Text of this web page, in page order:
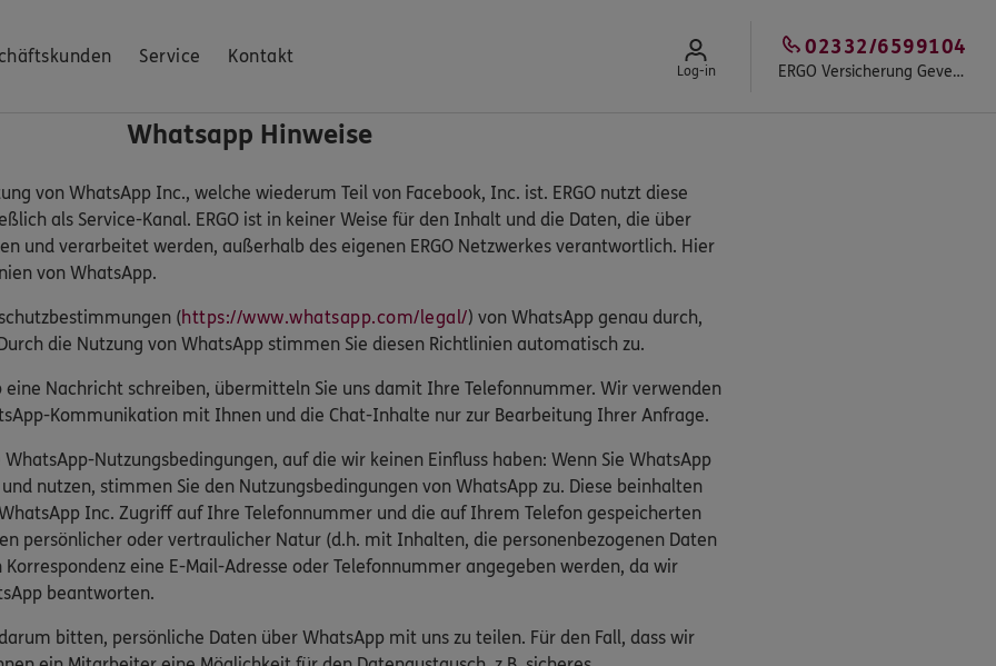
Service Kontakt
Log-in ERGO Versicherung Gevelsberg - A. Axmann und Kollegen
02332/6599104
Whatsapp Hinweise
von WhatsApp Inc., welche wiederum Teil von Facebook, Inc. ist. ERGO nutzt diese
als Service-Kanal. ERGO ist in keiner Weise für den Inhalt und die Daten, die über
und verarbeitet werden, außerhalb des eigenen ERGO Netzwerkes verantwortlich. Hier
von WhatsApp.
(https://www.whatsapp.com/legal/) von WhatsApp genau durch,
die Nutzung von WhatsApp stimmen Sie diesen Richtlinien automatisch zu.
eine Nachricht schreiben, übermitteln Sie uns damit Ihre Telefonnummer. Wir verwenden
Kommunikation mit Ihnen und die Chat-Inhalte nur zur Bearbeitung Ihrer Anfrage.
Nutzungsbedingungen, auf die wir keinen Einfluss haben: Wenn Sie WhatsApp
nutzen, stimmen Sie den Nutzungsbedingungen von WhatsApp zu. Diese beinhalten
Inc. Zugriff auf Ihre Telefonnummer und die auf Ihrem Telefon gespeicherten
persönlicher oder vertraulicher Natur (d.h. mit Inhalten, die personenbezogenen Daten
eine E-Mail-Adresse oder Telefonnummer angegeben werden, da wir
beantworten.
bitten, persönliche Daten über WhatsApp mit uns zu teilen. Für den Fall, dass wir